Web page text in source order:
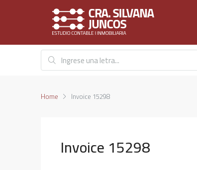
Home Invoice 15298
Invoice 15298